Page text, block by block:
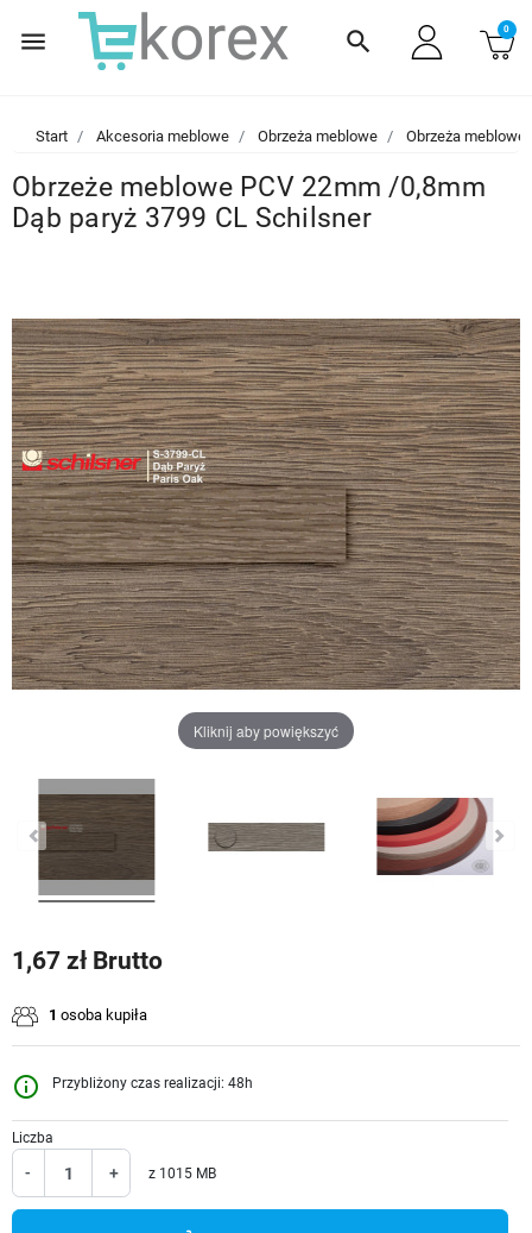
menu search 0
Start Akcesoria meblowe Obrzeża meblowe Obrzeża meblowe
Obrzeże meblowe PCV 22mm /0,8mm
Dąb paryż 3799 CL Schilsner
Kliknij aby powiększyć
1,67 zł Brutto
1 osoba kupiła
info_outline Przybliżony czas realizacji: 48h
Liczba
- + z 1015 MB